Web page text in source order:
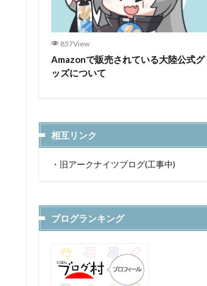
857View
Amazonで販売されている大陸公式グ
ッズについて
相互リンク
・ 旧アークナイツブログ(工事中)
ブログランキング